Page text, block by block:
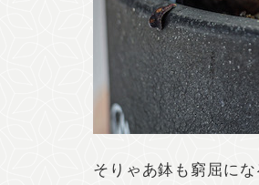
そりゃあ鉢も窮屈にな